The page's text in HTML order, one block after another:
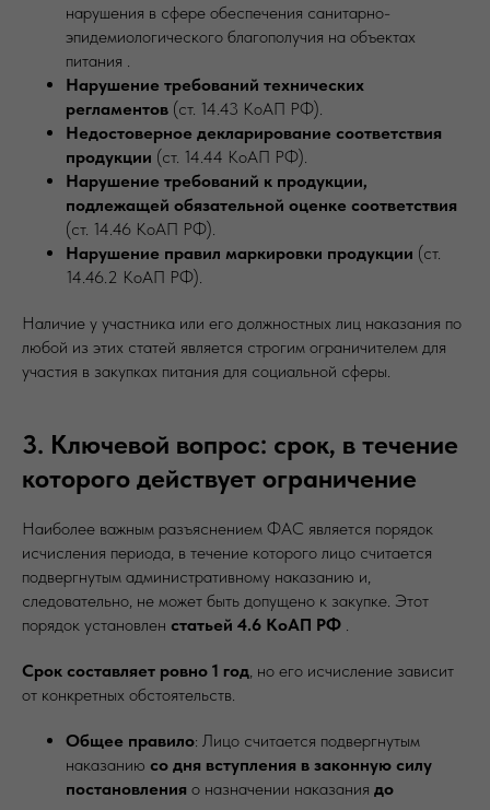
нарушения в сфере обеспечения санитарно-
эпидемиологического благополучия на объектах
питания .
Нарушение требований технических
регламентов (ст. 14.43 КоАП РФ).
Недостоверное декларирование соответствия
продукции (ст. 14.44 КоАП РФ).
Нарушение требований к продукции,
подлежащей обязательной оценке соответствия
(ст. 14.46 КоАП РФ).
Нарушение правил маркировки продукции (ст.
14.46.2 КоАП РФ).
Наличие у участника или его должностных лиц наказания по
любой из этих статей является строгим ограничителем для
участия в закупках питания для социальной сферы.
3. Ключевой вопрос: срок, в течение
которого действует ограничение
Наиболее важным разъяснением ФАС является порядок
исчисления периода, в течение которого лицо считается
подвергнутым административному наказанию и,
следовательно, не может быть допущено к закупке. Этот
порядок установлен статьей 4.6 КоАП РФ .
Срок составляет ровно 1 год, но его исчисление зависит
от конкретных обстоятельств.
Общее правило: Лицо считается подвергнутым
наказанию со дня вступления в законную силу
постановления о назначении наказания до